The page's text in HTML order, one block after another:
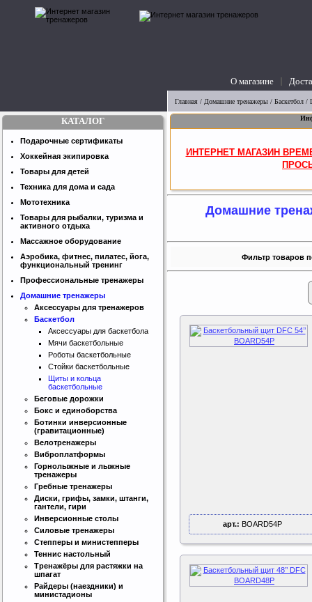
О магазине
вопросы
Главная / Домашние тренажеры / Баскетбол /
ИНТЕРНЕТ МАГАЗИН
Домашние
Фильтр товаров
арт.: BOARD54P
КАТАЛОГ
Подарочные сертификаты
Хоккейная экипировка
Товары для детей
Техника для дома и сада
Мототехника
Товары для рыбалки, туризма и
активного отдыха
Массажное оборудование
Аэробика, фитнес, пилатес, йога,
функциональный тренинг
Профессиональные тренажеры
Домашние тренажеры
Аксессуары для тренажеров
Баскетбол
Аксессуары для баскетбола
Мячи баскетбольные
Роботы баскетбольные
Стойки баскетбольные
Щиты и кольца
баскетбольные
Беговые дорожки
Бокс и единоборства
Ботинки инверсионные
(гравитационные)
Велотренажеры
Виброплатформы
Горнолыжные и лыжные
тренажеры
Гребные тренажеры
Диски, грифы, замки, штанги,
гантели, гири
Инверсионные столы
Силовые тренажеры
Степперы и министепперы
Теннис настольный
Тренажёры для растяжки на
шпагат
Райдеры (наездники) и
министадионы